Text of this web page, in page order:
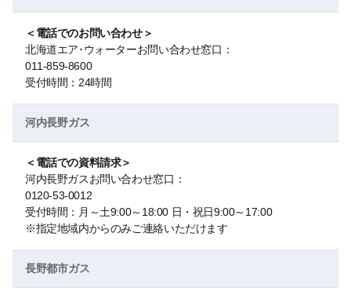
＜電話でのお問い合わせ＞
北海道エア･ウォーターお問い合わせ窓口：
011-859-8600
受付時間：24時間
河内長野ガス
＜電話での資料請求＞
河内長野ガスお問い合わせ窓口：
0120-53-0012
受付時間：月～土9:00～18:00 日・祝日9:00～17:00
※指定地域内からのみご連絡いただけます
長野都市ガス